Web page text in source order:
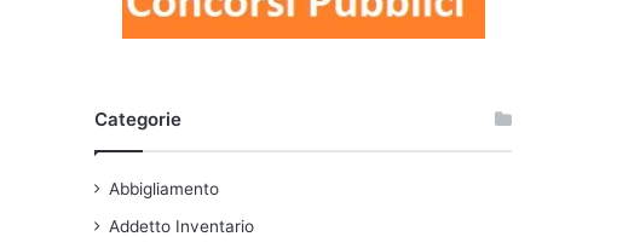
Categorie
Abbigliamento
Addetto Inventario